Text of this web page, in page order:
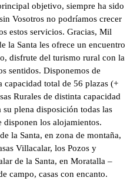
objetivo, siempre ha sido
Vosotros no podríamos crecer
estos servicios. Gracias, Mil
la Santa les ofrece un encuentro
disfrute del turismo rural con la
sentidos. Disponemos de
capacidad total de 56 plazas (+
Rurales de distinta capacidad
plena disposición todas las
disponen los alojamientos.
la Santa, en zona de montaña,
Villacalar, los Pozos y
de la Santa, en Moratalla –
campo, casas con encanto.